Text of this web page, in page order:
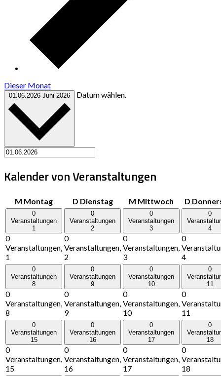
Dieser Monat
01.06.2026 Juni 2026 Datum wählen.
Kalender von Veranstaltungen
M Montag D Dienstag M Mittwoch D
0
Veranstaltungen
1
0
Veranstaltungen,
1
0
Veranstaltungen
2
0
Veranstaltungen,
2
0
Veranstaltungen
3
0
Veranstaltungen,
3
0
4
0
4
0
Veranstaltungen
8
0
Veranstaltungen,
8
0
Veranstaltungen
9
0
Veranstaltungen,
9
0
Veranstaltungen
10
0
Veranstaltungen,
10
0
11
0
11
0
Veranstaltungen
15
0
Veranstaltungen,
15
0
Veranstaltungen
16
0
Veranstaltungen,
16
0
Veranstaltungen
17
0
Veranstaltungen,
17
0
18
0
18